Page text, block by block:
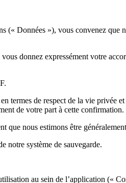
(« Données »), vous convenez que
donnez expressément votre
de respect de la vie privée
de votre part à cette confirmation.
nous estimons être
notre système de sauvegarde.
au sein de l’application («